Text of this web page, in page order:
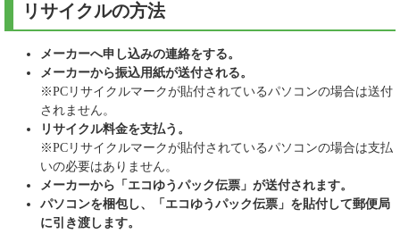
リサイクルの方法
メーカーへ申し込みの連絡をする。
メーカーから振込用紙が送付される。
※PCリサイクルマークが貼付されているパソコンの場合は送付
されません。
リサイクル料金を支払う。
※PCリサイクルマークが貼付されているパソコンの場合は支払
いの必要はありません。
メーカーから「エコゆうパック伝票」が送付されます。
パソコンを梱包し、「エコゆうパック伝票」を貼付して郵便局
に引き渡します。